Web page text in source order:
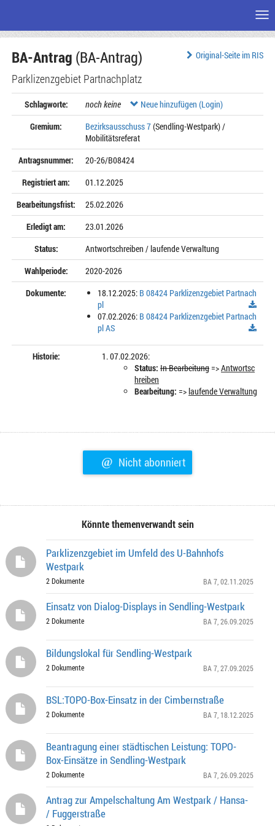
Seiteninhalt
Original-Seite im RIS
BA-Antrag (BA-Antrag)
Parklizenzgebiet Partnachplatz
Schlagworte: noch keine
Neue hinzufügen (Login)
Gremium:
Bezirksausschuss 7(Sendling-Westpark) /
Mobilitätsreferat
Antragsnummer:
20-26/B08424
Registriert am:
01.12.2025
Bearbeitungsfrist:
25.02.2026
Erledigt am:
23.01.2026
Status:
Antwortschreiben / laufende Verwaltung
Wahlperiode:
2020-2026
Dokumente:
18.12.2025: B 08424 Parklizenzgebiet Partnach
pl
07.02.2026: B 08424 Parklizenzgebiet Partnach
pl AS
Historie:
07.02.2026:
Status: In Bearbeitung=>Antwortsc
hreiben
Bearbeitung: =>laufende Verwaltung
@ Nicht abonniert
Könnte themenverwandt sein
Parklizenzgebiet im Umfeld des U-Bahnhofs
Westpark
2 Dokumente BA 7 , 02.11.2025
Einsatz von Dialog-Displays in Sendling-Westpark
2 Dokumente BA 7 , 26.09.2025
Bildungslokal für Sendling-Westpark
2 Dokumente BA 7 , 27.09.2025
BSL:TOPO-Box-Einsatz in der Cimbernstraße
2 Dokumente BA 7 , 18.12.2025
Beantragung einer städtischen Leistung: TOPO-
Box-Einsätze in Sendling-Westpark
2 Dokumente BA 7 , 26.09.2025
Antrag zur Ampelschaltung Am Westpark / Hansa-
/ Fuggerstraße